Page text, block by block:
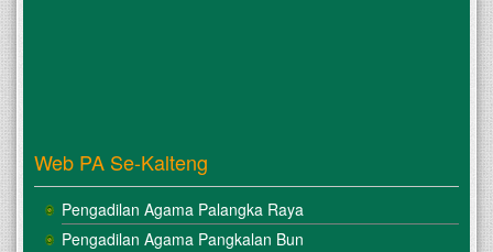
Web PA Se-Kalteng
Pengadilan Agama Palangka Raya
Pengadilan Agama Pangkalan Bun